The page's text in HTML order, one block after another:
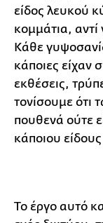
είδος λευκού
κομμάτια,
Κάθε
κάποιες είχαν
εκθέσεις,
τονίσουμε ότι
πουθενά ούτε
κάποιου
Το έργο αυτό